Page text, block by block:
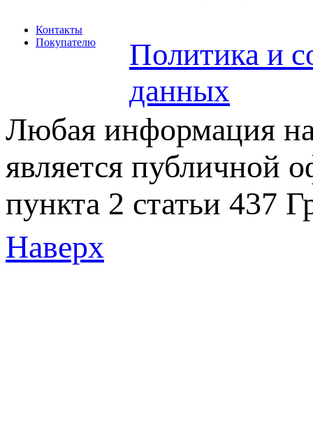
Контакты
Покупателю
Политика и
данных
Любая информация на
является публичной
пункта 2 статьи 437
Наверх